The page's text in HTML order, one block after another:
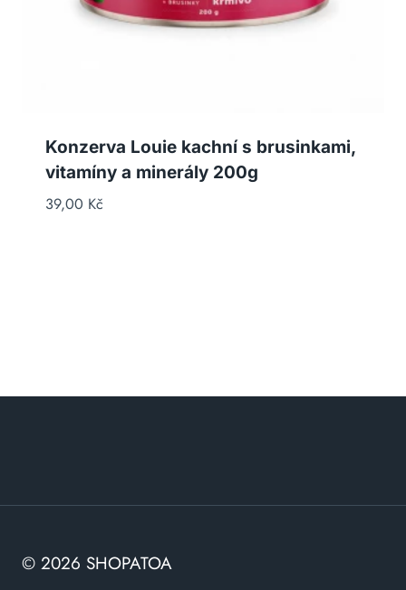
Konzerva Louie kachní s brusinkami,
vitamíny a minerály 200g
39,00 Kč
© 2026 SHOPATOA